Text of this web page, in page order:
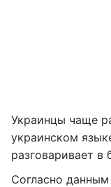
Украинцы чаще
украинском
разговаривает
Согласно данным